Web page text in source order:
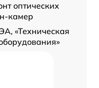
оптических
камер
«Техническая